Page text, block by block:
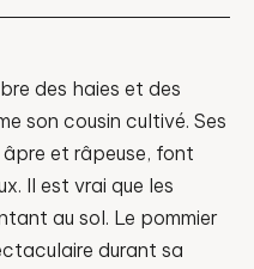
des haies et des
son cousin cultivé. Ses
et râpeuse, font
Il est vrai que les
au sol. Le pommier
durant sa